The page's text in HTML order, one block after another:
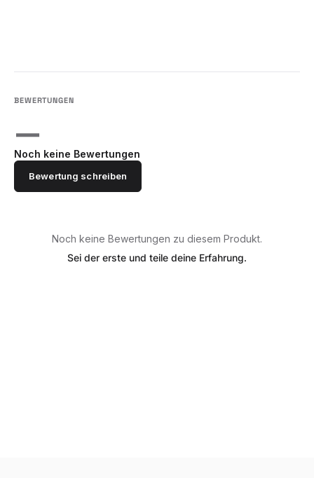
—
Noch keine Bewertungen
Bewertung schreiben
Noch keine Bewertungen zu diesem Produkt.
Sei der erste und teile deine Erfahrung.